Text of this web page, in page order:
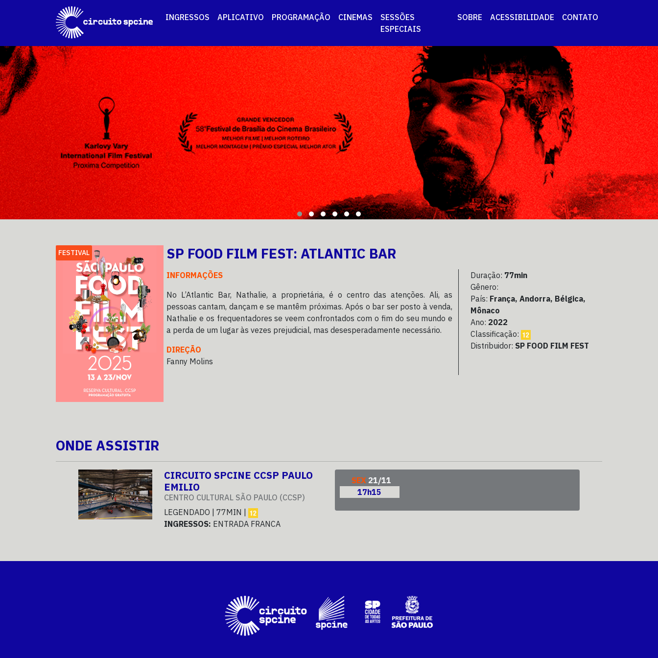
INGRESSOS APLICATIVO PROGRAMAÇÃO CINEMAS
SESSÕES
ESPECIAIS
SOBRE ACESSIBILIDADE CONTATO
FESTIVAL SP FOOD FILM FEST: ATLANTIC BAR
INFORMAÇÕES
No L’Atlantic Bar, Nathalie, a proprietária, é o centro das atenções. Ali, as
pessoas cantam, dançam e se mantêm próximas. Após o bar ser posto à venda,
Nathalie e os frequentadores se veem confrontados com o fim do seu mundo e
a perda de um lugar às vezes prejudicial, mas desesperadamente necessário.
DIREÇÃO
Fanny Molins
Duração: 77min
Gênero:
País: França, Andorra, Bélgica,
Mônaco
Ano: 2022
Classificação:
Distribuidor: SP FOOD FILM FEST
ONDE ASSISTIR
CIRCUITO SPCINE CCSP PAULO
EMILIO
CENTRO CULTURAL SÃO PAULO (CCSP)
LEGENDADO | 77MIN |
INGRESSOS: ENTRADA FRANCA
SEX 21/11
17h15